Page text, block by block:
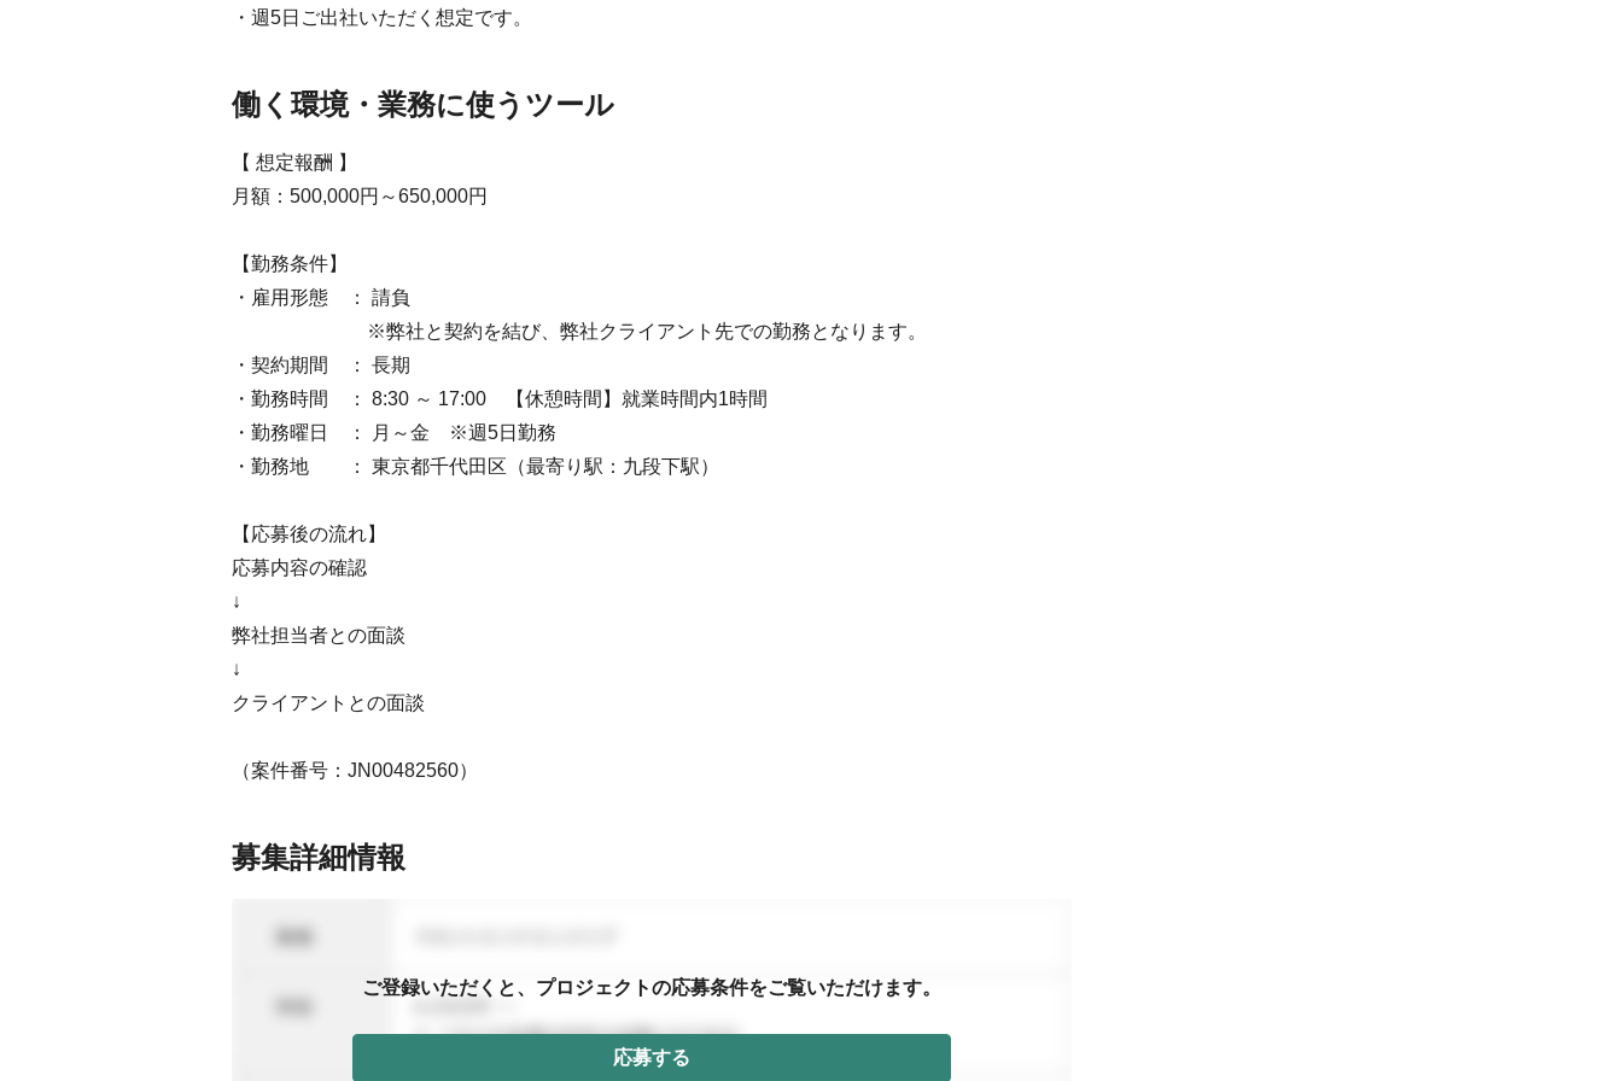
・週5日ご出社いただく想定です。
働く環境・業務に使うツール
【 想定報酬 】
月額：500,000円～650,000円
【勤務条件】
・雇用形態 ： 請負
※弊社と契約を結び、弊社クライアント先での勤務となります。
・契約期間 ： 長期
・勤務時間 ： 8:30 ～ 17:00 【休憩時間】就業時間内1時間
・勤務曜日 ： 月～金 ※週5日勤務
・勤務地 ： 東京都千代田区（最寄り駅：九段下駅）
【応募後の流れ】
応募内容の確認
↓
弊社担当者との面談
↓
クライアントとの面談
（案件番号：JN00482560）
募集詳細情報
ご登録いただくと、プロジェクトの応募条件をご覧いただけます。
応募する